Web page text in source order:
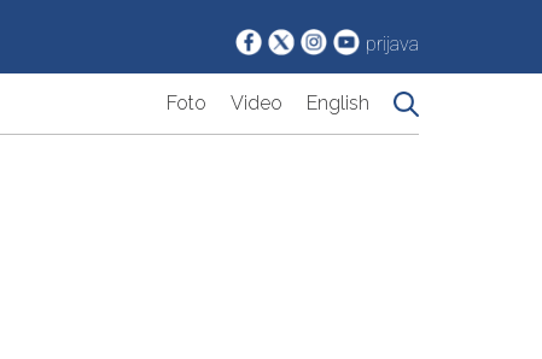
prijava
Foto Video English